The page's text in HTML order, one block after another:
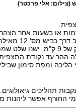
(צילום: אלי פרכטר)
או בשעות אחר
יוצאים
נסיעה של כרבע ‏שעה ומרחק של 9
ההר עד נקודת
ומפת סימון
תהליכים
החורף אפשר